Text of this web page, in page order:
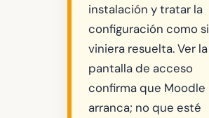
instalación y tratar la
configuración como si
viniera resuelta. Ver la
pantalla de acceso
confirma que Moodle
arranca; no que esté